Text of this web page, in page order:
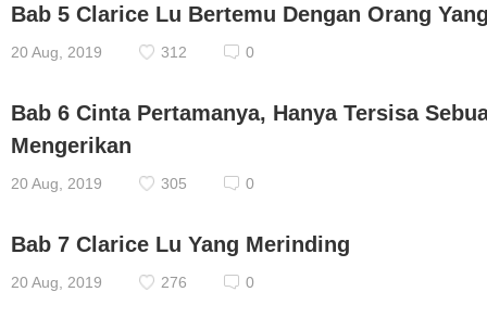
Bab 5 Clarice Lu Bertemu Dengan Orang
20 Aug, 2019 312 0
Bab 6 Cinta Pertamanya, Hanya Tersisa
Mengerikan
20 Aug, 2019 305 0
Bab 7 Clarice Lu Yang Merinding
20 Aug, 2019 276 0